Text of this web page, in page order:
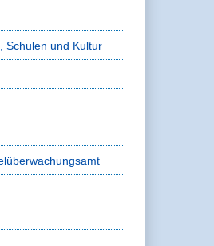
Schulen und Kultur